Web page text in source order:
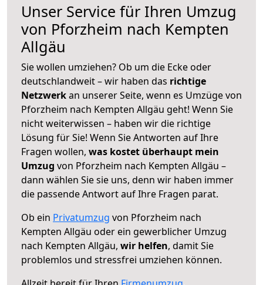
Unser Service für Ihren Umzug
von Pforzheim nach Kempten
Allgäu
Sie wollen umziehen? Ob um die Ecke oder
deutschlandweit – wir haben das richtige
Netzwerkan unserer Seite, wenn es Umzüge von
Pforzheim nach Kempten Allgäu geht! Wenn Sie
nicht weiterwissen – haben wir die richtige
Lösung für Sie! Wenn Sie Antworten auf Ihre
Fragen wollen, was kostet überhaupt mein
Umzug von Pforzheim nach Kempten Allgäu –
dann wählen Sie sie uns, denn wir haben immer
die passende Antwort auf Ihre Fragen parat.
Ob ein Privatumzug von Pforzheim nach
Kempten Allgäu oder ein gewerblicher Umzug
nach Kempten Allgäu, wir helfen, damit Sie
problemlos und stressfrei umziehen können.